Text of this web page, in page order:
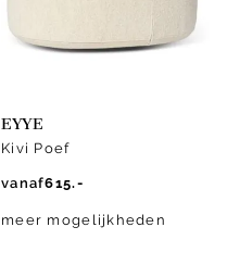
EYYE
Kivi Poef
vanaf615.-
meer mogelijkheden